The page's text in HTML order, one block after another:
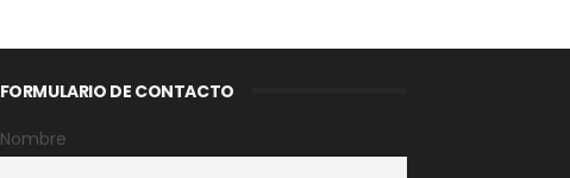
FORMULARIO DE CONTACTO
Nombre